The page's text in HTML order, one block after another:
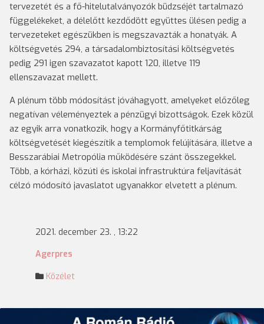
tervezetét és a fő-hitelutalványozók büdzséjét tartalmazó
függelékeket, a délelőtt kezdődött együttes ülésen pedig a
tervezeteket egészükben is megszavazták a honatyák. A
költségvetés 294, a társadalombiztosítási költségvetés
pedig 291 igen szavazatot kapott 120, illetve 119
ellenszavazat mellett.
A plénum több módosítást jóváhagyott, amelyeket előzőleg
negatívan véleményeztek a pénzügyi bizottságok. Ezek közül
az egyik arra vonatkozik, hogy a Kormányfőtitkárság
költségvetését kiegészítik a templomok felújítására, illetve a
Besszarábiai Metropólia működésére szánt összegekkel.
Több, a kórházi, közúti és iskolai infrastruktúra feljavítását
célzó módosító javaslatot ugyanakkor elvetett a plénum.
2021. december 23. , 13:22
Agerpres
Közélet